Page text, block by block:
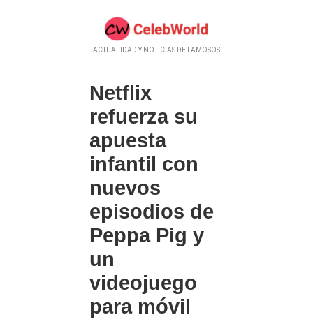
ACTUALIDAD Y NOTICIAS DE FAMOSOS
Netflix
refuerza su
apuesta
infantil con
nuevos
episodios de
Peppa Pig y
un
videojuego
para móvil